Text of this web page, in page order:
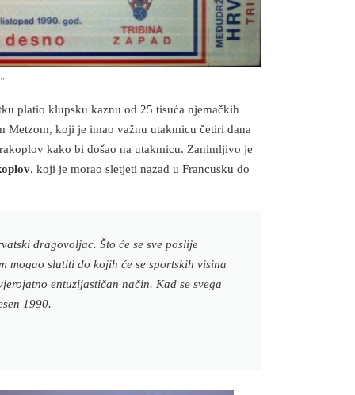
platio klupsku kaznu od 25 tisuća njemačkih
koji je imao važnu utakmicu četiri dana
kako bi došao na utakmicu. Zanimljivo je
, koji je morao sletjeti nazad u Francusku do
dragovoljac. Što će se sve poslije
mogao slutiti do kojih će se sportskih visina
entuzijastičan način. Kad se svega
1990.